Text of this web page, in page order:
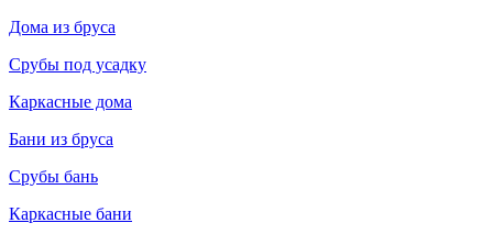
Дома из бруса
Срубы под усадку
Каркасные дома
Бани из бруса
Срубы бань
Каркасные бани